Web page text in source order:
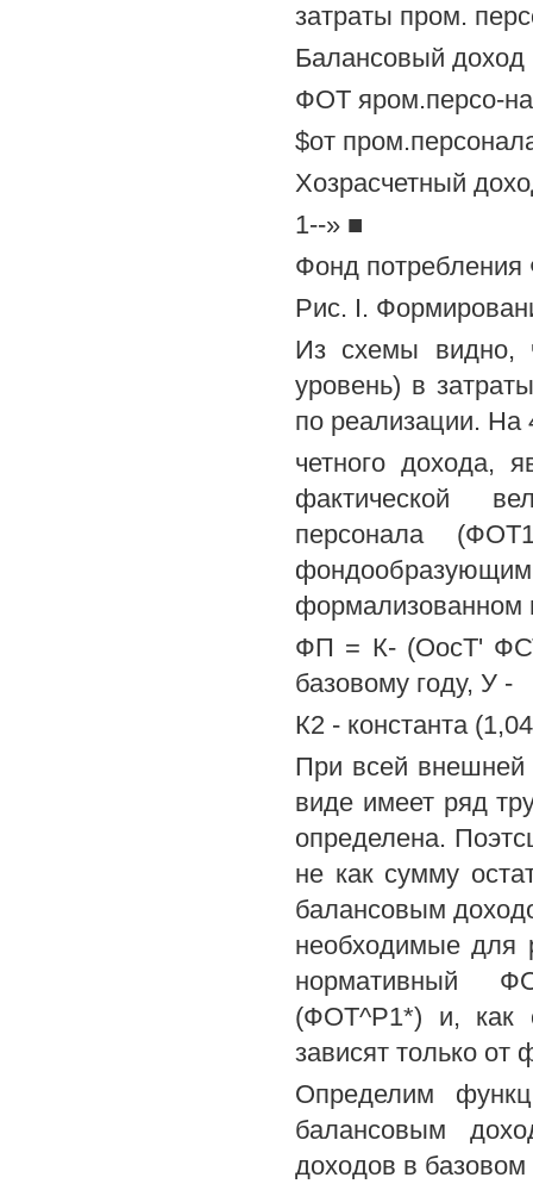
затраты пром.
Балансовый доход
ФОТ яром.персо-
$от
Хозрасчетный
1--» ■
Фонд
Рис. I.
Из схемы видно,
уровень) в
по реализации. На
четного дохода,
фактической
персонала
формализованном
ФП = К- (ОосТ'
базовому году, У -
К2 - константа
При всей внешней
виде имеет ряд
определена.
не как сумму
балансовым
необходимые для
нормативный
(ФОТ^Р1*) и, как
зависят только от
Определим
балансовым
доходов в